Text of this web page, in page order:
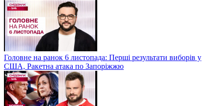
Головне на ранок 6 листопада: Перші результати виборів у
США, Ракетна атака по Запоріжжю